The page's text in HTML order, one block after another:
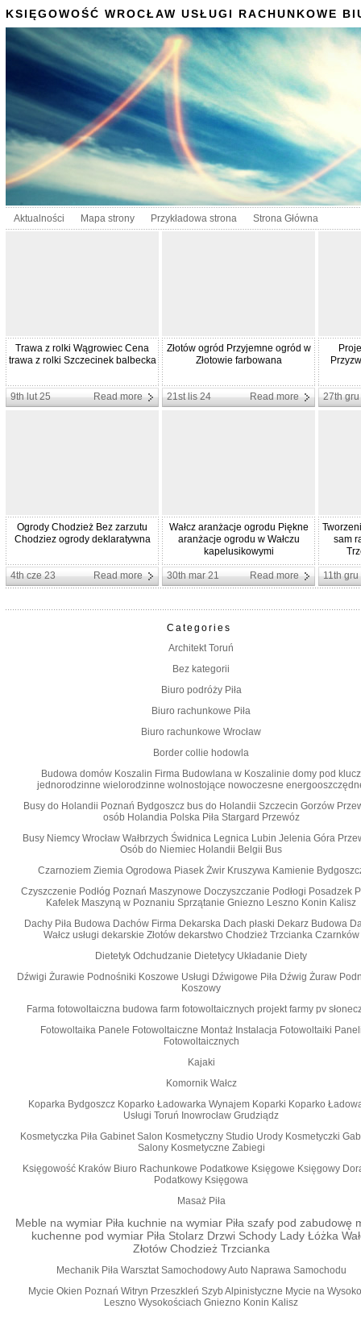
KSIĘGOWOŚĆ WROCŁAW USŁUGI RACHUNKOWE
Aktualności Mapa strony Przykładowa strona Strona Główna
Trawa z rolki Wągrowiec Cena
trawa z rolki Szczecinek balbecka
9th lut 25 Read more
Złotów ogród Przyjemne ogród w
Złotowie farbowana
21st lis 24 Read more 27th
Ogrody Chodzież Bez zarzutu
Chodziez ogrody deklaratywna
4th cze 23 Read more
Wałcz aranżacje ogrodu Piękne
aranżacje ogrodu w Wałczu
kapelusikowymi
30th mar 21 Read more
sam
11th gru
Categories
Architekt Toruń
Bez kategorii
Biuro podróży Piła
Biuro rachunkowe Piła
Biuro rachunkowe Wrocław
Border collie hodowla
Budowa domów Koszalin Firma Budowlana w Koszalinie domy pod klucz
jednorodzinne wielorodzinne wolnostojące nowoczesne
Busy do Holandii Poznań Bydgoszcz bus do Holandii Szczecin Gorzów
osób Holandia Polska Piła Stargard Przewóz
Busy Niemcy Wrocław Wałbrzych Świdnica Legnica Lubin Jelenia Góra
Osób do Niemiec Holandii Belgii Bus
Czarnoziem Ziemia Ogrodowa Piasek Żwir Kruszywa Kamienie
Czyszczenie Podłóg Poznań Maszynowe Doczyszczanie Podłogi Posadzek
Kafelek Maszyną w Poznaniu Sprzątanie Gniezno Leszno Konin Kalisz
Dachy Piła Budowa Dachów Firma Dekarska Dach płaski Dekarz Budowa
Wałcz usługi dekarskie Złotów dekarstwo Chodzież Trzcianka Czarnków
Dietetyk Odchudzanie Dietetycy Układanie Diety
Dźwigi Żurawie Podnośniki Koszowe Usługi Dźwigowe Piła Dźwig Żuraw
Koszowy
Farma fotowoltaiczna budowa farm fotowoltaicznych projekt farmy pv
Fotowoltaika Panele Fotowoltaiczne Montaż Instalacja Fotowoltaiki
Fotowoltaicznych
Kajaki
Komornik Wałcz
Koparka Bydgoszcz Koparko Ładowarka Wynajem Koparki Koparko
Usługi Toruń Inowrocław Grudziądz
Kosmetyczka Piła Gabinet Salon Kosmetyczny Studio Urody Kosmetyczki
Salony Kosmetyczne Zabiegi
Księgowość Kraków Biuro Rachunkowe Podatkowe Księgowe Księgowy
Podatkowy Księgowa
Masaż Piła
Meble na wymiar Piła kuchnie na wymiar Piła szafy pod zabudowę
kuchenne pod wymiar Piła Stolarz Drzwi Schody Lady Łóżka
Złotów Chodzież Trzcianka
Mechanik Piła Warsztat Samochodowy Auto Naprawa Samochodu
Mycie Okien Poznań Witryn Przeszkleń Szyb Alpinistyczne Mycie na
Leszno Wysokościach Gniezno Konin Kalisz